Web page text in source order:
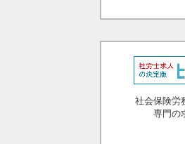
社会保険労
専門の